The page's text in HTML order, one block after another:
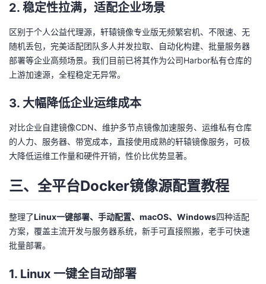
者
学
堂
我
课
程
的
认
证
我
的
实
验
我
的
收
支
持
我
的
技
术
支
持
我
的
云
声
建
议
2. 稳定性拉满，适配企业场景
区别于个人公益代理源，轩辕镜像专业版无频繁宕机、不限速、无
随机丢包，完美适配团队多人并发拉取、自动化构建、批量服务器
部署等企业高频场景。我们目前已将其作为公司Harbor私有仓库的
上游加速源，全程稳定无异常。
3. 大幅降低企业运维成本
对比企业自建镜像CDN、维护多节点镜像加速服务、运维私有仓库
的人力、服务器、带宽成本，直接使用成熟的轩辕镜像服务，可极
大降低运维工作量和硬件开销，性价比优势显著。
三、全平台Docker镜像源配置教程
整理了Linux一键部署、手动配置、macOS、Windows四种适配
方案，覆盖主流开发与服务器系统，新手可直接照搬，老手可快速
批量部署。
1. Linux 一键全自动部署